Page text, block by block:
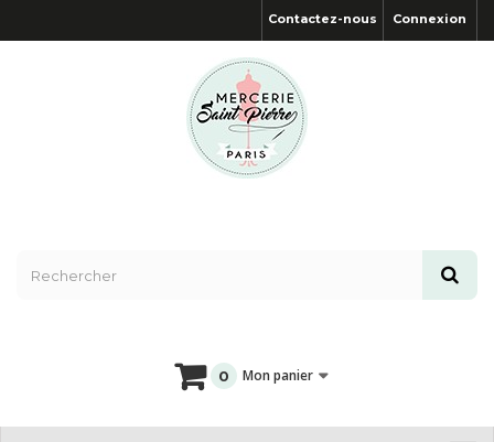
Connexion
Contactez-nous
0 Mon panier